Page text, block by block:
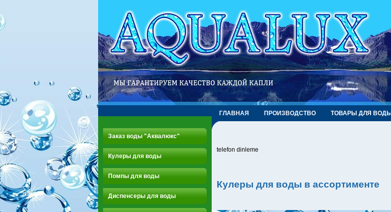
ГЛАВНАЯ ПРОИЗВОДСТВО ТОВАРЫ ДЛЯ ВОДЫ
Заказ воды "Аквалюкс"
Кулеры для воды
Помпы для воды
Диспенсеры для воды
telefon dinleme
Кулеры для воды в ассортименте